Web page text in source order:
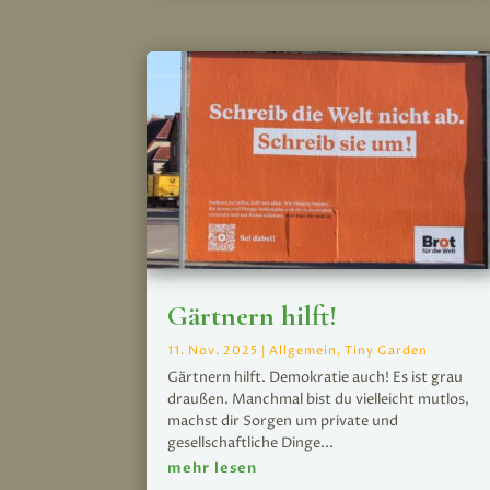
Gärtnern hilft!
11. Nov. 2025 |Allgemein ,Tiny Garden
Gärtnern hilft. Demokratie auch! Es ist grau
draußen. Manchmal bist du vielleicht mutlos,
machst dir Sorgen um private und
gesellschaftliche Dinge...
mehr lesen